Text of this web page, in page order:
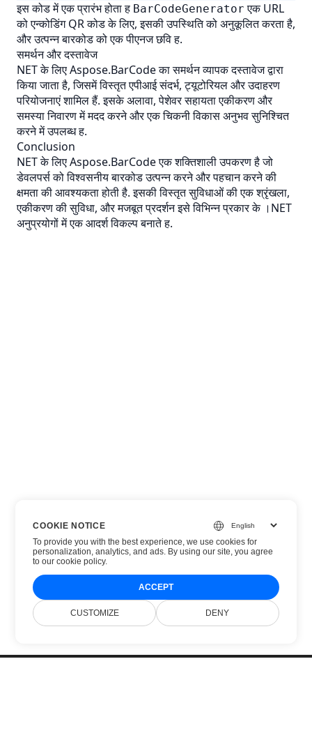
इस कोड में एक प्रारंभ होता ह BarCodeGenerator एक URL
को एन्कोडिंग QR कोड के लिए, इसकी उपस्थिति को अनुकूलित करता है,
और उत्पन्न बारकोड को एकपीएनजछवि ह.
समर्थन और दस्तावेज
NET के लिए Aspose.BarCode का समर्थन व्यापक दस्तावेज द्वारा
किया जाता है, जिसमें विस्तृत एपीआई संदर्भ, ट्यूटोरियल और उदाहरण
परियोजनाएं शामिल हैं. इसके अलावा, पेशेवर सहायता एकीकरण और
समस्या निवारण में मदद करने और एक चिकनी विकास अनुभव सुनिश्चित
करने में उपलब्ध ह.
Conclusion
NET के लिए Aspose.BarCode एक शक्तिशाली उपकरण है जो
डेवलपर्स को विश्वसनीय बारकोड उत्पन्न करने और पहचान करने की
क्षमता की आवश्यकता होती है. इसकी विस्तृत सुविधाओं की एक श्रृंखला,
एकीकरण की सुविधा, और मजबूत प्रदर्शन इसे विभिन्न प्रकार के ।NET
अनुप्रयोगों में एक आदर्श विकल्प बनाते ह.
COOKIE NOTICE
To provide you with the best experience, we use cookies for
personalization, analytics, and ads. By using our site, you agree
toour cookie policy.
ACCEPT
CUSTOMIZE DENY